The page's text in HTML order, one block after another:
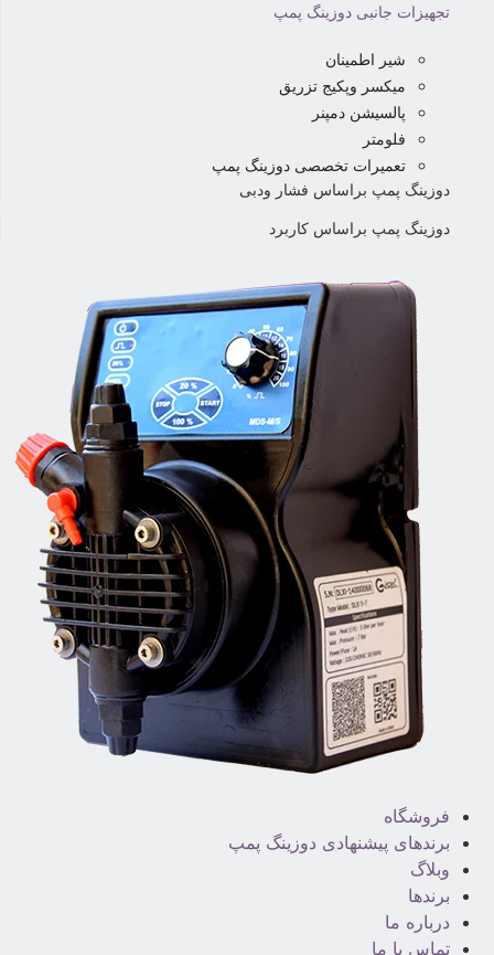
تجهیزات جانبی دوزینگ پمپ
شیر اطمینان
میکسر وپکیج تزریق
پالسیشن دمپنر
فلومتر
تعمیرات تخصصی دوزینگ پمپ
دوزینگ پمپ براساس فشار ودبی
دوزینگ پمپ براساس کاربرد
فروشگاه
برندهای پیشنهادی دوزینگ پمپ
وبلاگ
برندها
درباره ما
تماس با ما